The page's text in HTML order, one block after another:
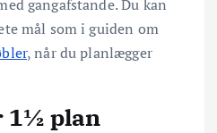
gangafstande. Du kan
mål som i guiden om
, når du planlægger
1½ plan